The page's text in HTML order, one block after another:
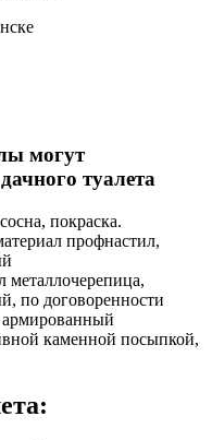
могут
туалета
покраска.
профнастил,
по договоренности
каменной посыпкой,